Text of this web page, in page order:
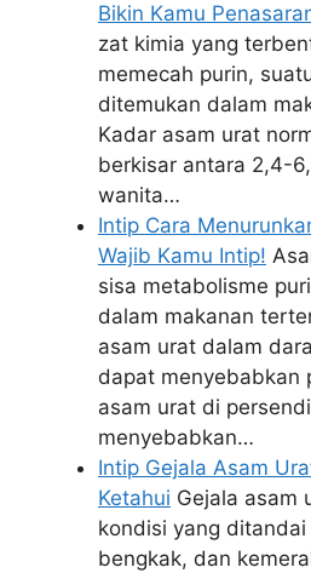
Bikin Kamu
zat kimia yang
memecah purin,
ditemukan dalam
Kadar asam urat
berkisar antara 2,4-
wanita…
Intip Cara
Wajib Kamu Intip!
sisa metabolisme
dalam makanan
asam urat dalam
dapat menyebabkan
asam urat di
menyebabkan…
Intip Gejala Asam
Ketahui Gejala asam
kondisi yang
bengkak, dan